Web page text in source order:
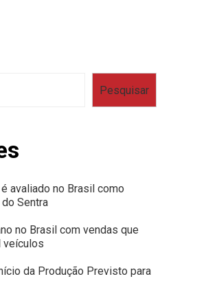
Pesquisar
avaliado no Brasil como
Sentra
no Brasil com vendas que
veículos
da Produção Previsto para